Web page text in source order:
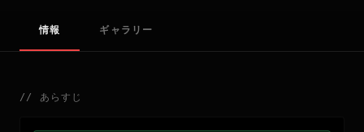
情報 ギャラリー
// あらすじ